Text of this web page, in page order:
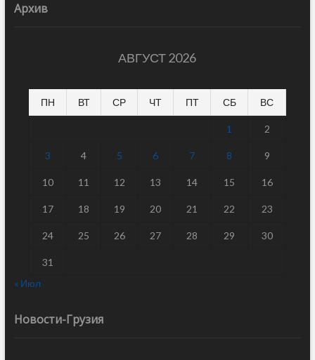
Архив
АВГУСТ 2026
ПН ВТ СР ЧТ ПТ СБ ВС
1 2
3 4 5 6 7 8 9
10 11 12 13 14 15 16
17 18 19 20 21 22 23
24 25 26 27 28 29 30
31
« Июл
Новости-Грузия